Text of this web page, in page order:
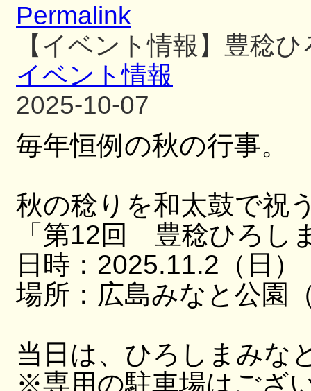
Permalink
【イベント情報】豊稔
イベント情報
2025-10-07
毎年恒例の秋の行事。
秋の稔りを和太鼓で祝
「第12回 豊稔ひろし
日時：2025.11.2（日
場所：広島みなと公園
当日は、ひろしまみな
※専用の駐車場はござ